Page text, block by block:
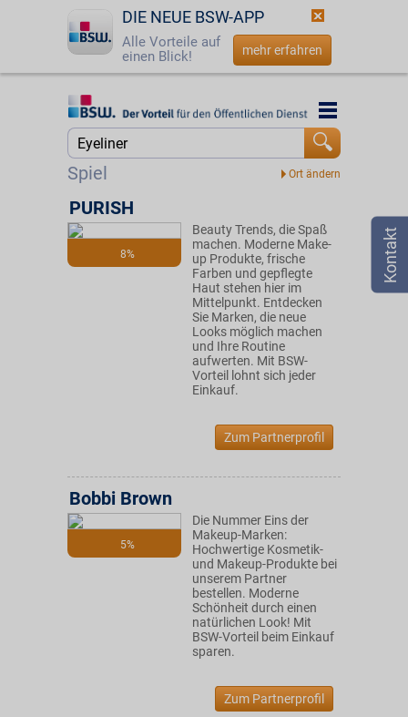
DIE NEUE BSW-APP
Alle Vorteile auf
einen Blick!
mehr erfahren
Startseite
Jetzt BSW-Mitglied werden
☎ 0800 - 279 25 82
Spiel
Startseite
8%
PURISH
Beauty Trends, die Spaß
machen. Moderne Make-
up Produkte, frische
Farben und gepflegte
Haut stehen hier im
Mittelpunkt. Entdecken
Sie Marken, die neue
Looks möglich machen
und Ihre Routine
aufwerten. Mit BSW-
Vorteil lohnt sich jeder
Einkauf.
Zum Partnerprofil
5%
Bobbi Brown
Die Nummer Eins der
Makeup-Marken:
Hochwertige Kosmetik-
und Makeup-Produkte bei
unserem Partner
bestellen. Moderne
Schönheit durch einen
natürlichen Look! Mit
BSW-Vorteil beim Einkauf
sparen.
Zum Partnerprofil